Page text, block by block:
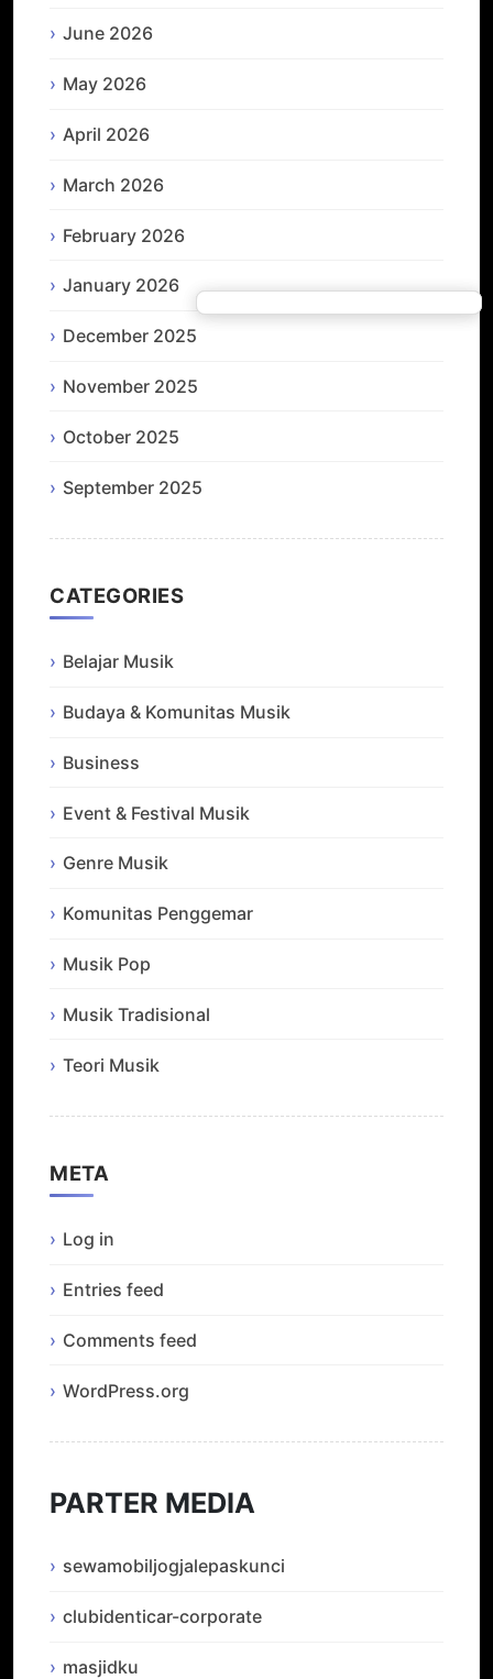
June 2026
May 2026
April 2026
March 2026
February 2026
January 2026
December 2025
November 2025
October 2025
September 2025
CATEGORIES
Belajar Musik
Budaya & Komunitas Musik
Business
Event & Festival Musik
Genre Musik
Komunitas Penggemar
Musik Pop
Musik Tradisional
Teori Musik
META
Log in
Entries feed
Comments feed
WordPress.org
PARTER MEDIA
sewamobiljogjalepaskunci
clubidenticar-corporate
masjidku